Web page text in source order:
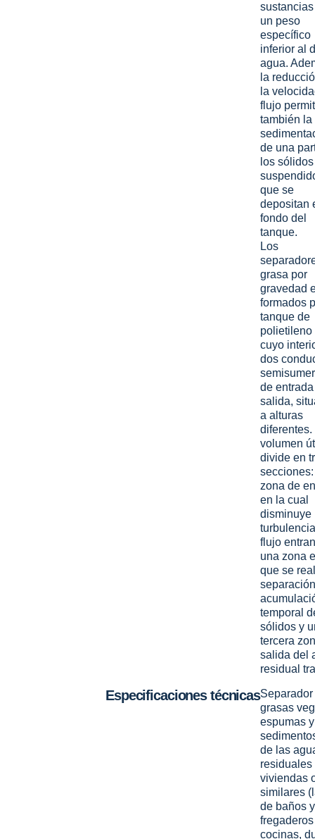
un peso
específico
inferior al
agua.
la
la
flujo
también la
de una
los sólidos
que se
depositan
fondo del
tanque.
Los
grasa por
gravedad
formados
tanque de
polietileno
cuyo
dos
de
salida,
a alturas
diferentes.
volumen
divide en
zona de
en la cual
disminuye
flujo
una zona
que se
temporal
sólidos y
tercera
salida del
residual
Especificaciones técnicasSeparador
grasas
espumas y
de las
residuales
viviendas
similares
de baños y
cocinas,